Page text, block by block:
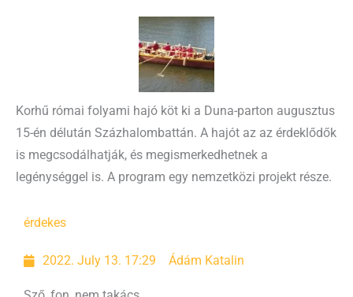
Korhű római folyami hajó köt ki a Duna-parton augusztus
15-én délután Százhalombattán. A hajót az az érdeklődők
is megcsodálhatják, és megismerkedhetnek a
legénységgel is. A program egy nemzetközi projekt része.
érdekes
2022. July 13. 17:29 Ádám Katalin